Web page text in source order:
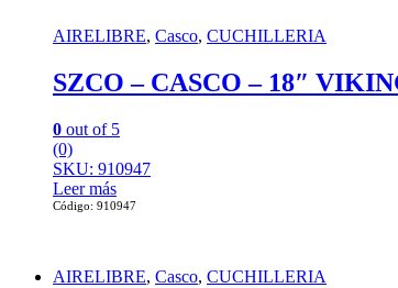
AIRELIBRE, Casco, CUCHILLERIA
SZCO – CASCO – 18″
0 out of 5
(0)
SKU: 910947
Leer más
Código: 910947
AIRELIBRE, Casco, CUCHILLERIA